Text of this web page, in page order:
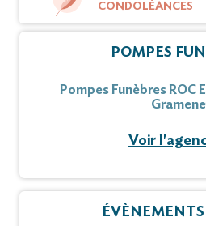
CONDOLÉANCES
POMPES
Pompes Funèbres ROC
Voir
ÉVÈNEMENTS